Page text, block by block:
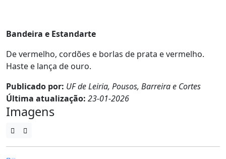
Bandeira e Estandarte
De vermelho, cordões e borlas de prata e vermelho.
Haste e lança de ouro.
Publicado por: UF de Leiria, Pousos, Barreira e Cortes
Última atualização: 23-01-2026
Imagens